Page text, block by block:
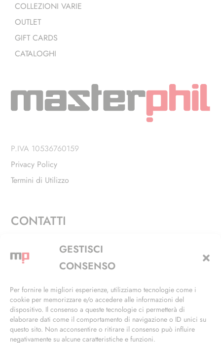
GESTISCI
CONSENSO
Per fornire le migliori esperienze, utilizziamo tecnologie come i
cookie per memorizzare e/o accedere alle informazioni del
dispositivo. Il consenso a queste tecnologie ci permetterà di
elaborare dati come il comportamento di navigazione o ID unici su
questo sito. Non acconsentire o ritirare il consenso può influire
negativamente su alcune caratteristiche e funzioni.
COLLEZIONI VARIE
OUTLET
GIFT CARDS
CATALOGHI
P.IVA 10536760159
Privacy Policy
Termini di Utilizzo
CONTATTI
Via Alfieri, 27 - Trezzano Sul Naviglio (MI)
+39 02 4846 3155
info@masterphil.it